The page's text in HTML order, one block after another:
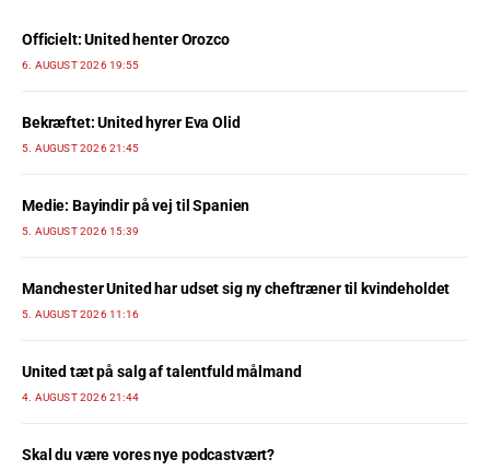
Officielt: United henter Orozco
6. AUGUST 2026 19:55
Bekræftet: United hyrer Eva Olid
5. AUGUST 2026 21:45
Medie: Bayindir på vej til Spanien
5. AUGUST 2026 15:39
Manchester United har udset sig ny cheftræner til kvindeholdet
5. AUGUST 2026 11:16
United tæt på salg af talentfuld målmand
4. AUGUST 2026 21:44
Skal du være vores nye podcastvært?